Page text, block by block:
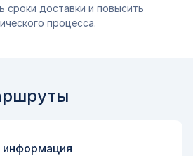
сроки доставки и повысить
процесса.